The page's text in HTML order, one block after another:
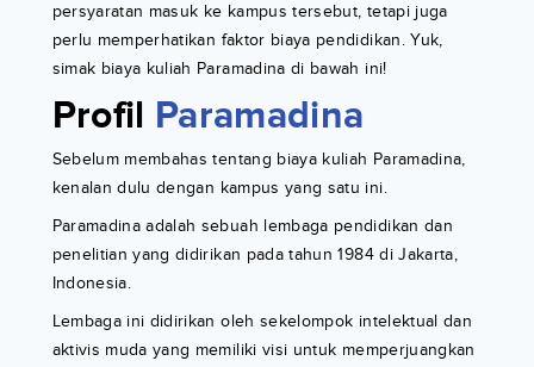
persyaratan masuk ke kampus tersebut, tetapi juga
perlu memperhatikan faktor biaya pendidikan. Yuk,
simak biaya kuliah Paramadina di bawah ini!
Profil Paramadina
Sebelum membahas tentang biaya kuliah Paramadina,
kenalan dulu dengan kampus yang satu ini.
Paramadina adalah sebuah lembaga pendidikan dan
penelitian yang didirikan pada tahun 1984 di Jakarta,
Indonesia.
Lembaga ini didirikan oleh sekelompok intelektual dan
aktivis muda yang memiliki visi untuk memperjuangkan